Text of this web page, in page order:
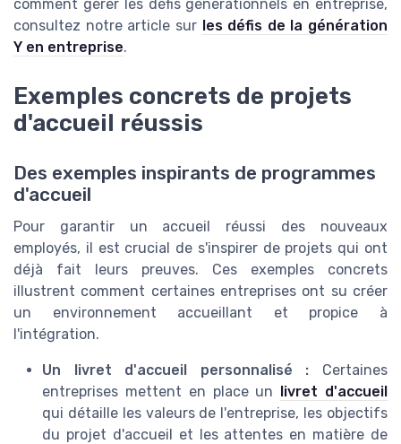
comment gérer les défis générationnels en entreprise,
consultez notre article sur les défis de la génération
Y en entreprise.
Exemples concrets de projets
d'accueil réussis
Des exemples inspirants de programmes
d'accueil
Pour garantir un accueil réussi des nouveaux
employés, il est crucial de s'inspirer de projets qui ont
déjà fait leurs preuves. Ces exemples concrets
illustrent comment certaines entreprises ont su créer
un environnement accueillant et propice à
l'intégration.
Un livret d'accueil personnalisé : Certaines
entreprises mettent en place un livret d'accueil
qui détaille les valeurs de l'entreprise, les objectifs
du projet d'accueil et les attentes en matière de